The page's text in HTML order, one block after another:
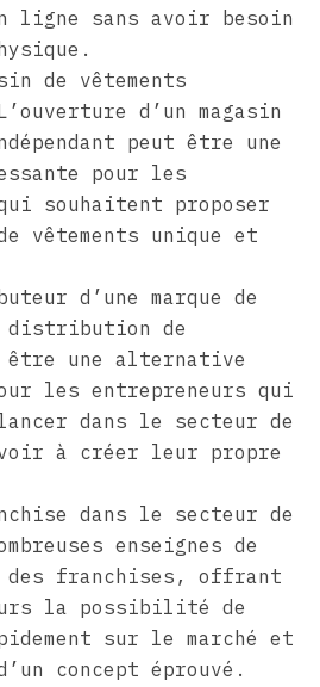
ligne sans avoir besoin
de vêtements
d’un magasin
peut être une
pour les
souhaitent proposer
vêtements unique et
d’une marque de
distribution de
être une alternative
les entrepreneurs qui
dans le secteur de
à créer leur propre
dans le secteur de
enseignes de
des franchises, offrant
la possibilité de
sur le marché et
concept éprouvé.